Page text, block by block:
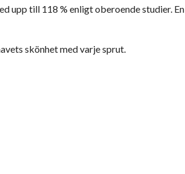
upp till 118 % enligt oberoende studier. En
skönhet med varje sprut.